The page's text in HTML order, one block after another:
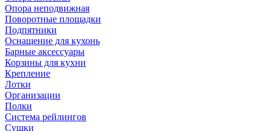
Опора неподвижная
Поворотные площадки
Подпятники
Оснащение для кухонь
Барные аксессуары
Корзины для кухни
Крепление
Лотки
Организации
Полки
Система рейлингов
Сушки